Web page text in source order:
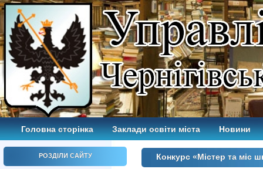
Головна сторінка Заклади освіти міста Новини
РОЗДІЛИ САЙТУ Конкурс «Містер та